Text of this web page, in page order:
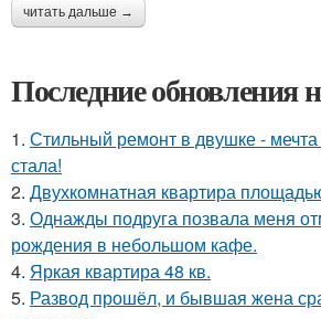
читать дальше →
Последние обновления
1. Стильный ремонт в двушке -
стала!
2. Двухкомнатная квартира
3. Однажды подруга позвала меня
рождения в небольшом кафе.
4. Яркая квартира 48 кв.
5. Развод прошёл, и бывшая жена